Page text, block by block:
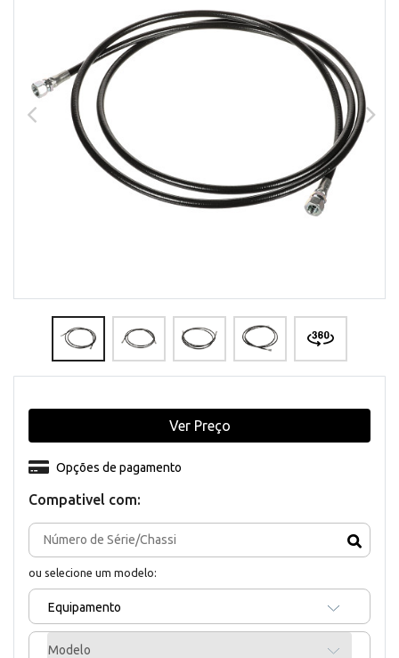
Compativel com:
ou selecione um modelo:
Equipamento
Modelo
Opções de pagamento
Ver Preço